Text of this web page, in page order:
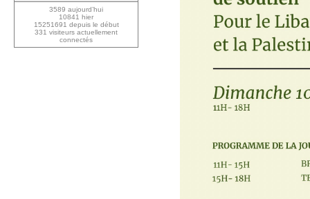
3589 aujourd’hui
10841 hier
15251691 depuis le début
331 visiteurs actuellement
connectés